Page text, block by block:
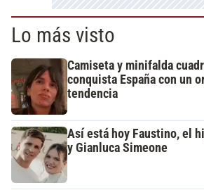
Lo más visto
Camiseta y minifalda
conquista España con un
tendencia
Así está hoy Faustino, el
y Gianluca Simeone